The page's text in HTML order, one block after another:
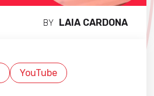
BY LAIA CARDONA
YouTube